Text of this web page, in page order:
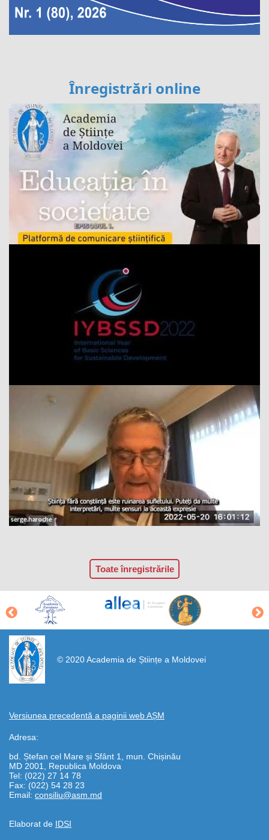
Înregistrări online
Toate înregistrările
© 2020 Academia de Științe a Moldovei
Versiunea precedentă a paginii web AȘM
Adresa:
bd. Ștefan cel Mare și Sfânt 1, mun. Chișinău
MD 2001, Republica Moldova
Tel: (022) 27 14 78
Fax: (022) 54 28 23
Email: consiliu@asm.md
Elaborat de IDSI
https://propletenie.ru/